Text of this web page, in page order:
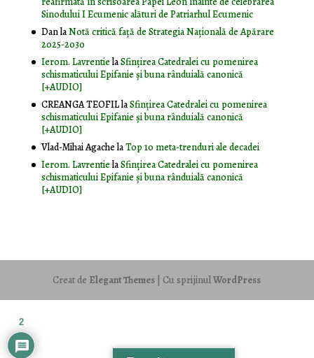
Sinodului I Ecumenic alături de Patriarhul Ecumenic
DanlaNotă critică faţă de Strategia Naţională de Apărare
2025-2030
Ierom. LavrentielaSfințirea Catedralei cu pomenirea
schismaticului Epifanie și buna rânduială canonică
[+AUDIO]
CREANGA TEOFILlaSfințirea Catedralei cu pomenirea
schismaticului Epifanie și buna rânduială canonică
[+AUDIO]
Vlad-Mihai AgachelaTop 10 meta-trenduri ale decadei
Ierom. LavrentielaSfințirea Catedralei cu pomenirea
schismaticului Epifanie și buna rânduială canonică
[+AUDIO]
Creat de Elegant Themes | Cu sprijinulWordPress
2